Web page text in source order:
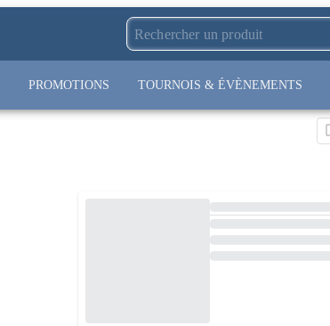
PROMOTIONS TOURNOIS & ÉVÈNEMENTS